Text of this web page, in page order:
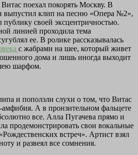
Витас поехал покорять Москву. В
выпустил клип на песню «Опера №2»,
публику своей эксцентричностью.
линией проходила тема
ее. В ролике рассказывалась
с жабрами на шее, который живет
дома и лишь иногда выходит
шарфом.
и поползли слухи о том, что Витас
амфибия. А в пронзительном фальцете
все. Алла Пугачева прямо и
продемонстрировать свои вокальные
встреч». Артист взял
и развеял все сомнения.